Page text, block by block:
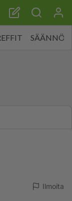
SÄÄNNÖT
Ilmoita